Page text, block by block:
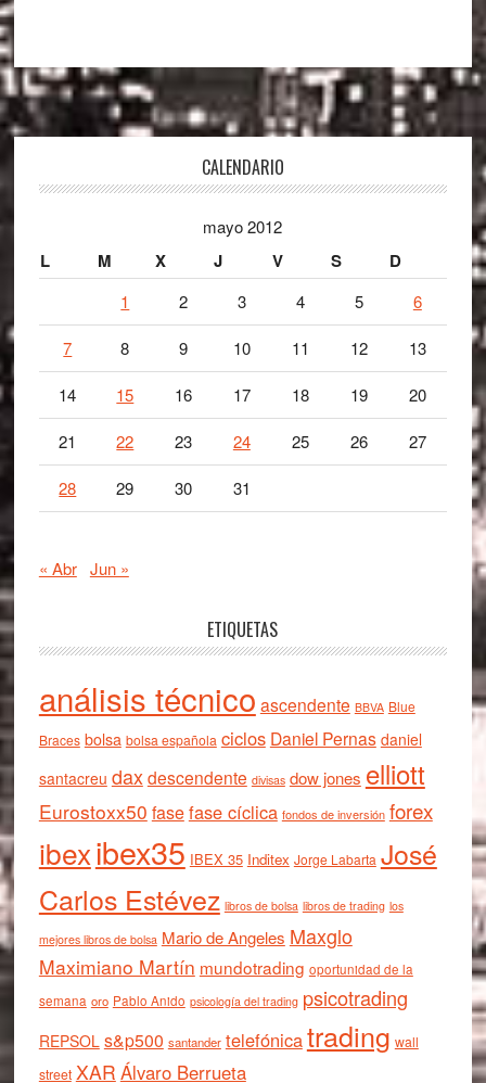
CALENDARIO
mayo 2012
L M X J V S D
1 2 3 4 5 6
7 8 9 10 11 12 13
14 15 16 17 18 19 20
21 22 23 24 25 26 27
28 29 30 31
« Abr Jun »
ETIQUETAS
análisis técnico ascendente BBVA Blue
Braces bolsa bolsa española ciclos Daniel Pernas daniel
santacreu daxdescendente divisas dow jones elliott
Eurostoxx50 fasefase cíclica fondos de inversión forex
ibexibex35 IBEX 35 Inditex Jorge Labarta José
Carlos Estévez libros de bolsa libros de trading los
mejores libros de bolsa Mario de Angeles Maxglo
Maximiano Martín mundotrading oportunidad de la
semana oro Pablo Anido psicología del trading psicotrading
REPSOL s&p500 santander telefónicatrading wall
street XAR Álvaro Berrueta